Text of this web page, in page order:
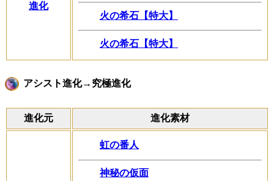
進化
火の希石【特大】
火の希石【特大】
アシスト進化→究極進化
進化元 進化素材
虹の番人
神秘の仮面